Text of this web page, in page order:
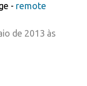
- remote
de 2013 às